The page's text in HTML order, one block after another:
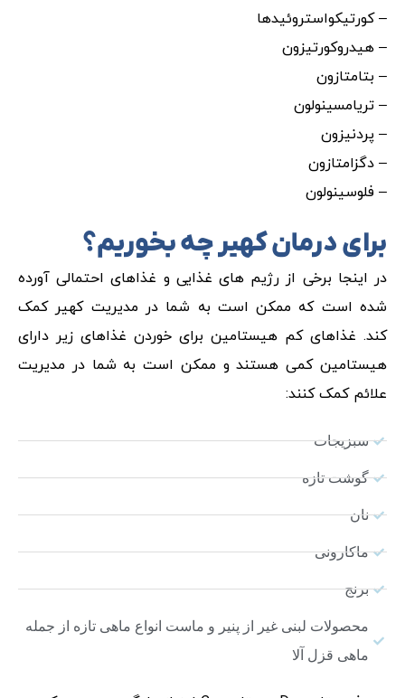
– کورتیکواستروئیدها
– هیدروکورتیزون
– بتامتازون
– تریامسینولون
– پردنیزون
– دگزامتازون
– فلوسینولون
برای درمان کهیر چه بخوریم؟
در اینجا برخی از رژیم های غذایی و غذاهای احتمالی آورده
شده است که ممکن است به شما در مدیریت کهیر کمک
کند. غذاهای کم هیستامین برای خوردن غذاهای زیر دارای
هیستامین کمی هستند و ممکن است به شما در مدیریت
علائم کمک کنند:
سبزیجات
گوشت تازه
نان
ماکارونی
برنج
محصولات لبنی غیر از پنیر و ماست انواع ماهی تازه از جمله
ماهی قزل آلا